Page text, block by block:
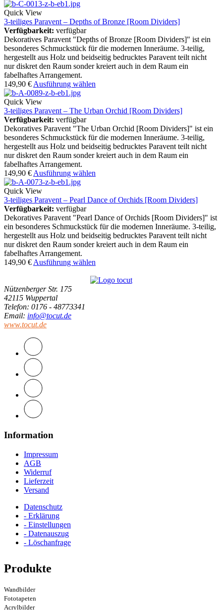
Quick View
3-teiliges Paravent – Depths of Bronze [Room Dividers]
Verfügbarkeit: verfügbar
Dekoratives Paravent "Depths of Bronze [Room Dividers]" ist ein
besonderes Schmuckstück für die modernen Inneräume. 3-teilig,
hergestellt aus Holz und beidseitig bedrucktes Paravent teilt nicht
nur diskret den Raum sonder kreiert auch in dem Raum ein
fabelhaftes Arrangement.
149,90 € Ausführung wählen
Quick View
3-teiliges Paravent – The Urban Orchid [Room Dividers]
Verfügbarkeit: verfügbar
Dekoratives Paravent "The Urban Orchid [Room Dividers]" ist ein
besonderes Schmuckstück für die modernen Inneräume. 3-teilig,
hergestellt aus Holz und beidseitig bedrucktes Paravent teilt nicht
nur diskret den Raum sonder kreiert auch in dem Raum ein
fabelhaftes Arrangement.
149,90 € Ausführung wählen
Quick View
3-teiliges Paravent – Pearl Dance of Orchids [Room Dividers]
Verfügbarkeit: verfügbar
Dekoratives Paravent "Pearl Dance of Orchids [Room Dividers]" ist
ein besonderes Schmuckstück für die modernen Inneräume. 3-teilig,
hergestellt aus Holz und beidseitig bedrucktes Paravent teilt nicht
nur diskret den Raum sonder kreiert auch in dem Raum ein
fabelhaftes Arrangement.
149,90 € Ausführung wählen
Nützenberger Str. 175
42115 Wuppertal
Telefon: 0176 - 48773341
Email: info@tocut.de
www.tocut.de
Information
Impressum
AGB
Widerruf
Lieferzeit
Versand
Datenschutz
- Erklärung
- Einstellungen
- Datenauszug
- Löschanfrage
Produkte
Wandbilder
Fototapeten
Acrylbilder